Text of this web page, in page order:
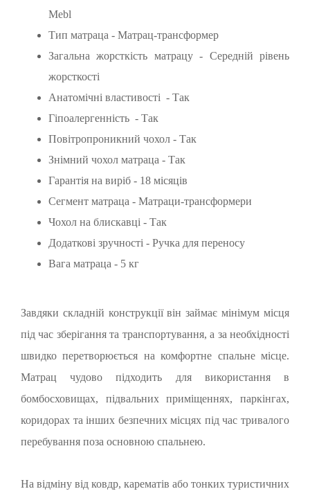
Mebl
Тип матраца - Матрац-трансформер
Загальна жорсткість матрацу - Середній рівень
жорсткості
Анатомічні властивості - Так
Гіпоалергенність - Так
Повітропроникний чохол - Так
Знімний чохол матраца - Так
Гарантія на виріб - 18 місяців
Сегмент матраца - Матраци-трансформери
Чохол на блискавці - Так
Додаткові зручності - Ручка для переносу
Вага матраца - 5 кг
Завдяки складній конструкції він займає мінімум місця
під час зберігання та транспортування, а за необхідності
швидко перетворюється на комфортне спальне місце.
Матрац чудово підходить для використання в
бомбосховищах, підвальних приміщеннях, паркінгах,
коридорах та інших безпечних місцях під час тривалого
перебування поза основною спальнею.
На відміну від ковдр, карематів або тонких туристичних